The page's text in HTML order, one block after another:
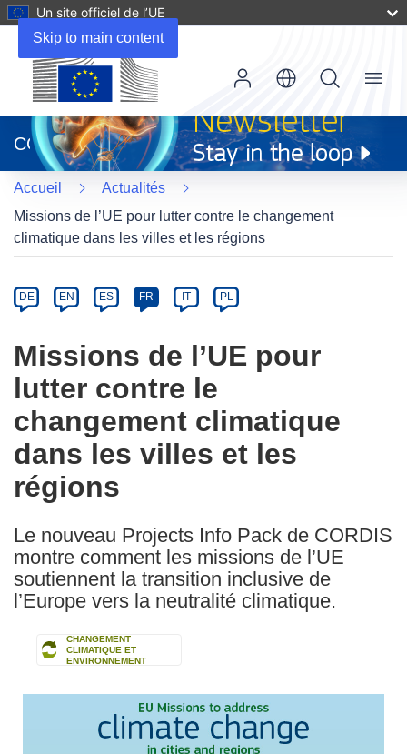
Skip to main content
Un site officiel de l’UE
dans
une
nouvelle
fenêtre)
CORDIS
Menu
Accueil
Actualités
Missions de l’UE pour lutter contre le changement
climatique dans les villes et les régions
Category
Article
available
the
following
languages:
DE EN ES FR IT PL
Missions de l’UE pour
lutter contre le
changement climatique
dans les villes et les
régions
Le nouveau Projects Info Pack de CORDIS
montre comment les missions de l’UE
soutiennent la transition inclusive de
l’Europe vers la neutralité climatique.
CHANGEMENT
CLIMATIQUE ET
ENVIRONNEMENT